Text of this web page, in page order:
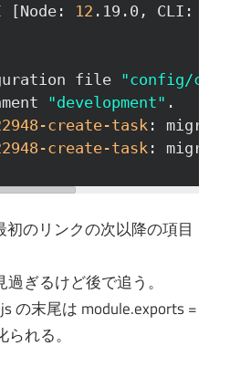
[Node: 12 .19.0, CLI:
file "config/
"development" .
-create-task :
-create-task :
のリンクの次以降の項目
ぎるけど後で追う。
の末尾は module.exports =
れる。